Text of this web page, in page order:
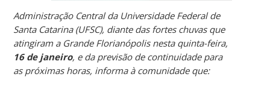
Administração Central da Universidade Federal de
Santa Catarina (UFSC), diante das fortes chuvas que
atingiram a Grande Florianópolis nesta quinta-feira,
16 de janeiro, e da previsão de continuidade para
as próximas horas, informa à comunidade que: